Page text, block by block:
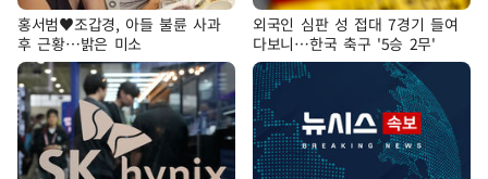
홍서범♥조갑경, 아들 불륜 사과
후 근황…밝은 미소
외국인 심판 성 접대 7경기 들여
다보니…한국 축구 '5승 2무'